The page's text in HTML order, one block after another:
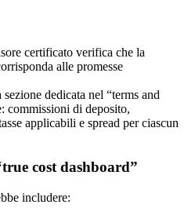
certificato verifica che la
alle promesse
dedicata nel “terms and
commissioni di deposito,
applicabili e spread per ciascun
cost dashboard”
includere: